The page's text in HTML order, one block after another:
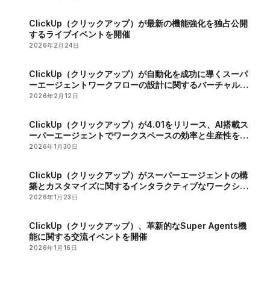
ClickUp（クリックアップ）が最新の機能強化を独占公開
するライブイベントを開催
2026年2月24日
ClickUp（クリックアップ）が自動化を成功に導くスーパ
ーエージェントワークフローの設計に関するバーチャルイ
ベントを開催
2026年2月12日
ClickUp（クリックアップ）が4.01をリリース、AI搭載ス
ーパーエージェントでワークスペースの効率と生産性を向
上
2026年1月30日
ClickUp（クリックアップ）がスーパーエージェントの構
築とカスタマイズに関するインタラクティブなワークショ
ップを開催
2026年1月23日
ClickUp（クリックアップ）、革新的なSuper Agents機
能に関する交流イベントを開催
2026年1月16日